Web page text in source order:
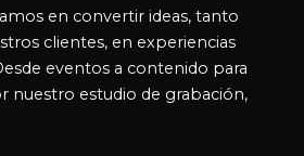
en convertir ideas, tanto
clientes, en experiencias
eventos a contenido para
nuestro estudio de grabación,